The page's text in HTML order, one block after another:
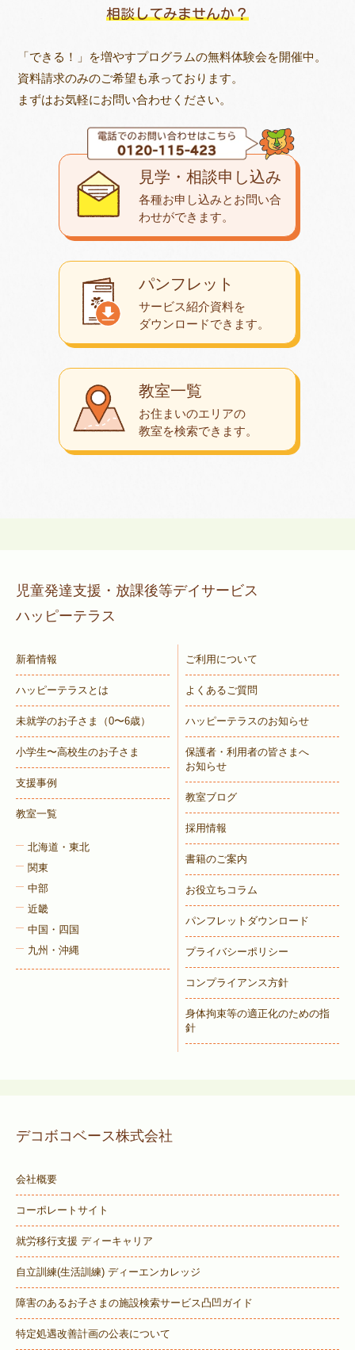
相談してみませんか？
「できる！」を増やすプログラムの無料体験会を開催中。
資料請求のみのご希望も承っております。
まずはお気軽にお問い合わせください。
教室一覧
お住まいのエリアの
教室を検索できます。
パンフレット
サービス紹介資料を
ダウンロードできます。
見学・相談申し込み
各種お申し込みとお問い合
わせができます。
児童発達支援・放課後等デイサービス
ハッピーテラス
新着情報
ハッピーテラスとは
未就学のお子さま （0〜6歳）
小学生〜高校生のお子さま
支援事例
教室一覧
北海道・東北
関東
中部
近畿
中国・四国
九州・沖縄
ご利用について
よくあるご質問
ハッピーテラスのお知らせ
保護者・利用者の皆さまへ
お知らせ
教室ブログ
採用情報
書籍のご案内
お役立ちコラム
パンフレットダウンロード
プライバシーポリシー
コンプライアンス方針
身体拘束等の適正化のための指
針
デコボコベース株式会社
会社概要
コーポレートサイト
就労移行支援 ディーキャリア
自立訓練(生活訓練) ディーエンカレッジ
障害のあるお子さまの施設検索サービス凸凹ガイド
特定処遇改善計画の公表について